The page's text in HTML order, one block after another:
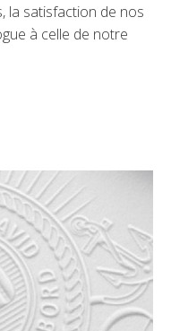
la satisfaction de nos
à celle de notre